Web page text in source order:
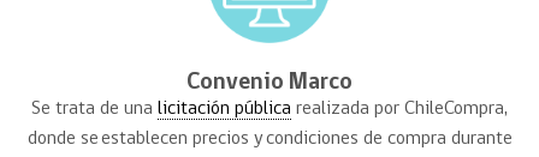
Convenio Marco
Se trata de una licitación pública realizada por ChileCompra,
donde se establecen precios y condiciones de compra durante